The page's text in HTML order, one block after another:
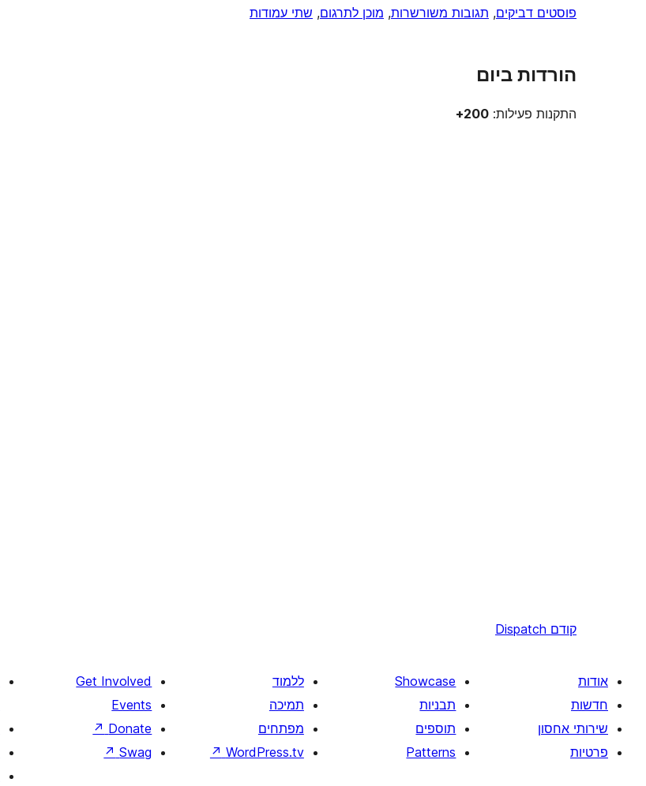
פוסטים דביקים, תגובות משורשרות, מוכן לתרגום, שתי עמודות
הורדות ביום
התקנות פעילות: 200+
קודם Dispatch
אודות
חדשות
שירותי אחסון
פרטיות
Showcase
תבניות
תוספים
Patterns
ללמוד
תמיכה
מפתחים
WordPress.tv
↗
Get Involved
Events
Donate
↗
Swag
↗